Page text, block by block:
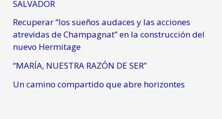
SALVADOR
Recuperar “los sueños audaces y las acciones
atrevidas de Champagnat” en la construcción del
nuevo Hermitage
“MARÍA, NUESTRA RAZÓN DE SER”
Un camino compartido que abre horizontes